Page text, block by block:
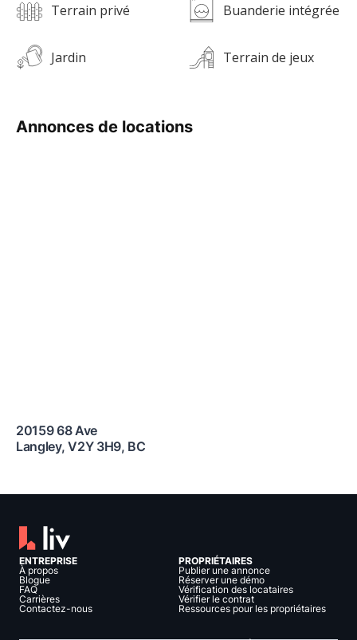
Terrain privé Buanderie intégrée
Jardin Terrain de jeux
Annonces de locations
20159 68 Ave
Langley,V2Y 3H9, BC
ENTREPRISE
À propos
Blogue
FAQ
Carrières
Contactez-nous
PROPRIÉTAIRES
Publier une annonce
Réserver une démo
Vérification des locataires
Vérifier le contrat
Ressources pour les propriétaires